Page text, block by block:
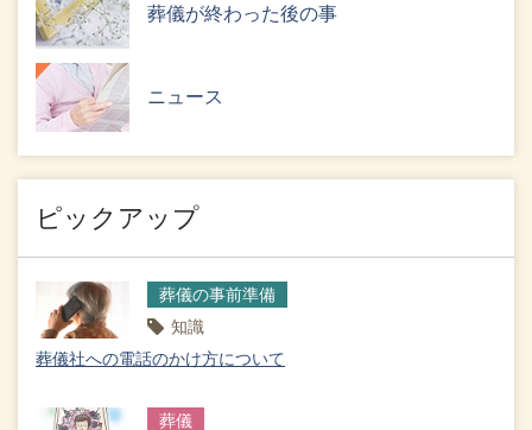
葬儀が終わった後の事
ニュース
ピックアップ
葬儀の事前準備
知識
葬儀社への電話のかけ方について
葬儀